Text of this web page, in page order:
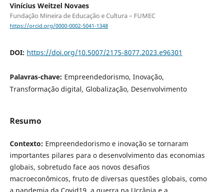
Vinícius Weitzel Novaes
Fundação Mineira de Educação e Cultura – FUMEC
https://orcid.org/0000-0002-5041-1348
DOI: https://doi.org/10.5007/2175-8077.2023.e96301
Palavras-chave: Empreendedorismo, Inovação,
Transformação digital, Globalização, Desenvolvimento
Resumo
Contexto: Empreendedorismo e inovação se tornaram
importantes pilares para o desenvolvimento das economias
globais, sobretudo face aos novos desafios
macroeconômicos, fruto de diversas questões globais, como